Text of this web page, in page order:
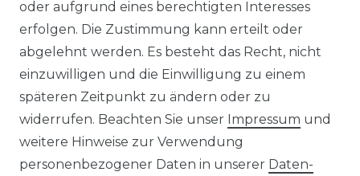
Sie erreichen uns unter :
https://avancarte.de/
oder telefonisch unter: 0421 - 434430
Wir versenden mit
Zahlungsmöglichkeiten
oder aufgrund eines berechtigten Interesses
erfolgen. Die Zustimmung kann erteilt oder
abgelehnt werden. Es besteht das Recht, nicht
einzuwilligen und die Einwilligung zu einem
späteren Zeitpunkt zu ändern oder zu
widerrufen. Beachten Sie unser Impressum und
weitere Hinweise zur Verwendung
personenbezogener Daten in unserer Daten­